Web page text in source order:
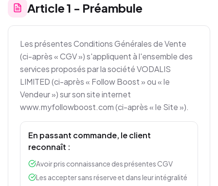
Article1 - Préambule
Les présentes Conditions Générales de Vente
(ci-après « CGV ») s'appliquent à l'ensemble des
services proposés par la société VODALIS
LIMITED (ci-après « Follow Boost » ou « le
Vendeur ») sur son site internet
www.myfollowboost.com (ci-après « le Site »).
En passant commande, le client
reconnaît :
Avoir pris connaissance des présentes CGV
Les accepter sans réserve et dans leur intégralité